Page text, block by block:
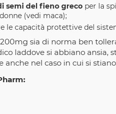
semi del fieno greco per la
(vedi maca);
le capacità protettive del
sia di norma ben
laddove si abbiano ansia,
nel caso in cui si